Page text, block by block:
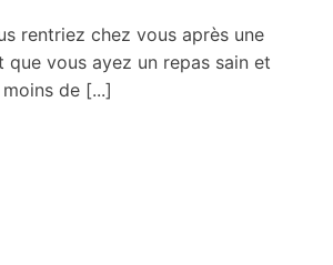
rentriez chez vous après une
que vous ayez un repas sain et
de [...]